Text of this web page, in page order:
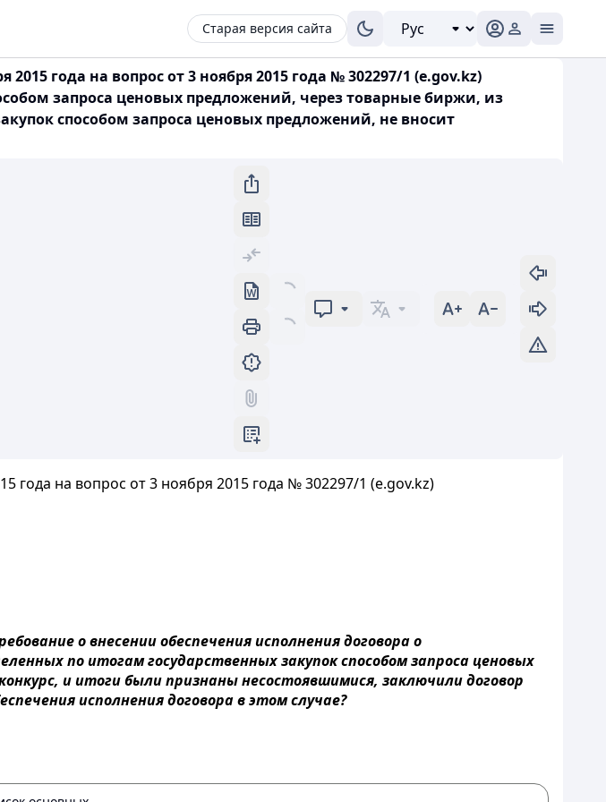
Старая версия сайта
года на вопрос от 3 ноября 2015 года № 302297/1 (e.gov.kz)
запроса ценовых предложений, через товарные биржи, из
способом запроса ценовых предложений, не вносит
года на вопрос от 3 ноября 2015 года № 302297/1 (e.gov.kz)
о внесении обеспечения исполнения договора о
по итогам государственных закупок способом запроса ценовых
и итоги были признаны несостоявшимися, заключили договор
исполнения договора в этом случае?